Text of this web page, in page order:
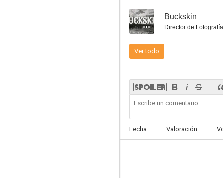
--
--
-- Buckskin
Director de Fotografía
Ver todo
Fecha Valoración